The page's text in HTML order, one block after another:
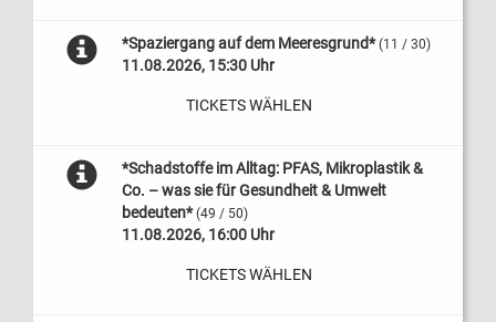
*Spaziergang auf dem Meeresgrund* (11 / 30)
11.08.2026, 15:30 Uhr
TICKETS WÄHLEN
*Schadstoffe im Alltag: PFAS, Mikroplastik &
Co. – was sie für Gesundheit & Umwelt
bedeuten* (49 / 50)
11.08.2026, 16:00 Uhr
TICKETS WÄHLEN